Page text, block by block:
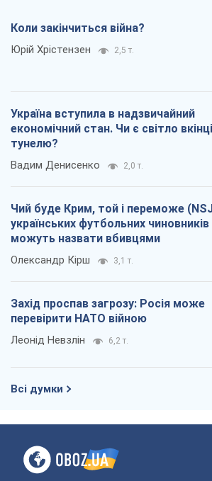
Коли закінчиться війна?
Юрій Хрістензен 2,5 т.
Україна вступила в надзвичайний
економічний стан. Чи є світло вкінці
тунелю?
Вадим Денисенко 2,0 т.
Чий буде Крим, той і переможе
українських футбольних чиновників
можуть назвати вбивцями
Олександр Кірш 3,1 т.
Захід проспав загрозу: Росія може
перевірити НАТО війною
Леонід Невзлін 6,2 т.
Всі думки